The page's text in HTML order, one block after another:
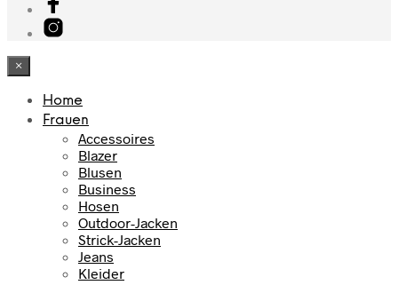
×
Home
Frauen
Accessoires
Blazer
Blusen
Business
Hosen
Outdoor-Jacken
Strick-Jacken
Jeans
Kleider